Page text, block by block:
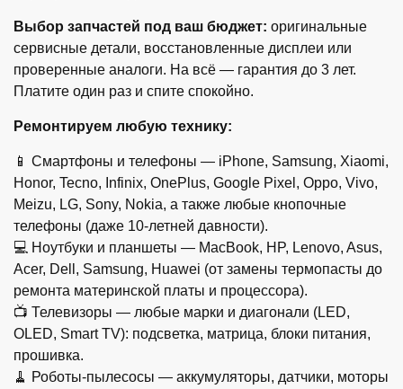
Выбор запчастей под ваш бюджет: оригинальные
сервисные детали, восстановленные дисплеи или
проверенные аналоги. На всё — гарантия до 3 лет.
Платите один раз и спите спокойно.
Ремонтируем любую технику:
📱 Смартфоны и телефоны — iPhone, Samsung, Xiaomi,
Honor, Tecno, Infinix, OnePlus, Google Pixel, Oppo, Vivo,
Meizu, LG, Sony, Nokia, а также любые кнопочные
телефоны (даже 10-летней давности).
💻 Ноутбуки и планшеты — MacBook, HP, Lenovo, Asus,
Acer, Dell, Samsung, Huawei (от замены термопасты до
ремонта материнской платы и процессора).
📺 Телевизоры — любые марки и диагонали (LED,
OLED, Smart TV): подсветка, матрица, блоки питания,
прошивка.
🧹 Роботы-пылесосы — аккумуляторы, датчики, моторы